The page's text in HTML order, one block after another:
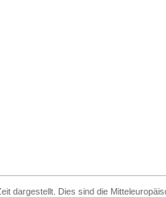
dargestellt. Dies sind die